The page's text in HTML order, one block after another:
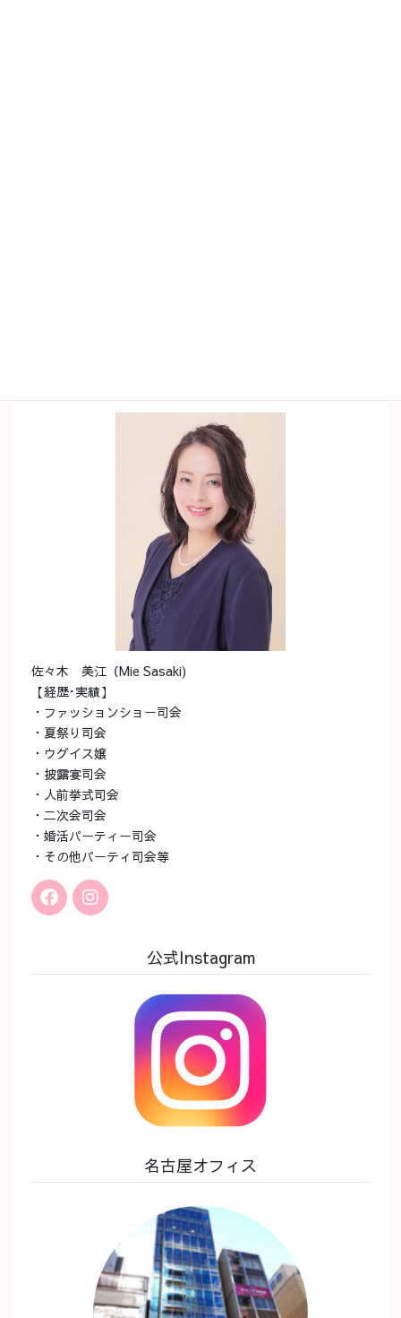
佐々木 美江（Mie Sasaki)
【経歴･実績】
・ファッションショー司会
・夏祭り司会
・ウグイス嬢
・披露宴司会
・人前挙式司会
・二次会司会
・婚活パーティー司会
・その他パーティ司会等
公式Instagram
名古屋オフィス